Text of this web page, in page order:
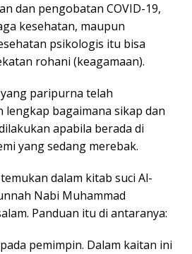
dan pengobatan COVID-19,
kesehatan, maupun
psikologis itu bisa
rohani (keagamaan).
paripurna telah
lengkap bagaimana sikap dan
apabila berada di
yang sedang merebak.
dalam kitab suci Al-
Nabi Muhammad
Panduan itu di antaranya:
pemimpin. Dalam kaitan ini